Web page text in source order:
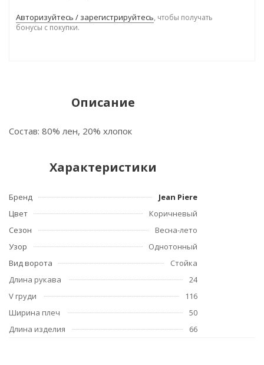
Авторизуйтесь / зарегистрируйтесь, чтобы получать
бонусы с покупки.
Описание
Состав: 80% лен, 20% хлопок
Характеристики
Бренд
Jean Piere
Цвет
Коричневый
Сезон
Весна-лето
Узор
Однотонный
Вид ворота
Стойка
Длина рукава
24
V груди
116
Ширина плеч
50
Длина изделия
66